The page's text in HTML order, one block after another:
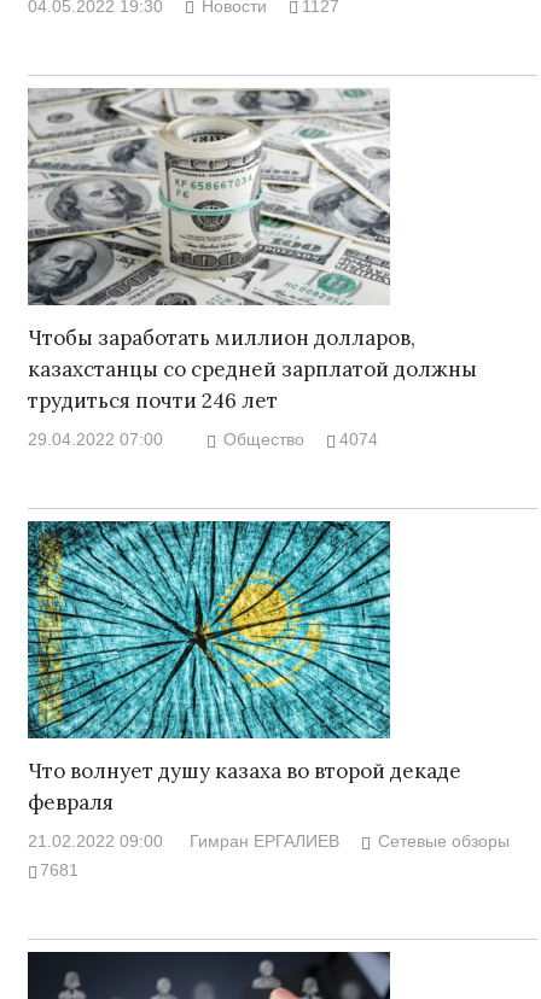
04.05.2022 19:30 Новости 1127
Чтобы заработать миллион долларов,
казахстанцы со средней зарплатой должны
трудиться почти 246 лет
29.04.2022 07:00 Общество 4074
Что волнует душу казаха во второй декаде
февраля
21.02.2022 09:00 Гимран ЕРГАЛИЕВ
Сетевые обзоры
7681